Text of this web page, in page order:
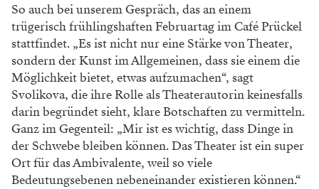
So auch bei unserem Gespräch, das an einem
trügerisch frühlingshaften Februartag im Café Prückel
stattfindet. „Es ist nicht nur eine Stärke von Theater,
sondern der Kunst im Allgemeinen, dass sie einem die
Möglichkeit bietet, etwas aufzumachen“, sagt
Svolikova, die ihre Rolle als Theaterautorin keinesfalls
darin begründet sieht, klare Botschaften zu vermitteln.
Ganz im Gegenteil: „Mir ist es wichtig, dass Dinge in
der Schwebe bleiben können. Das Theater ist ein super
Ort für das Ambivalente, weil so viele
Bedeutungsebenen nebeneinander existieren können.“